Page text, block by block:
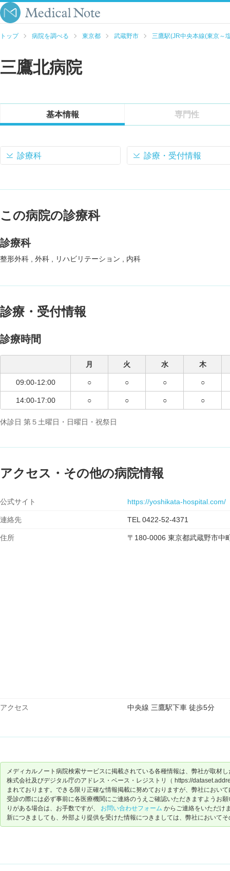
トップ 病院を調べる 東京都 武蔵野市 三鷹駅(JR中央本線(東京～
三鷹北病院
基本情報 専門性
診療科 診療・受付情報
この病院の診療科
診療科
整形外科 外科 リハビリテーション 内科
診療・受付情報
診療時間
月 火 水 木
09:00-12:00 ○ ○ ○ ○
14:00-17:00 ○ ○ ○ ○
休診日 第５土曜日・日曜日・祝祭日
アクセス・その他の病院情報
公式サイト https://yoshikata-hospital.com/
連絡先 TEL 0422-52-4371
住所 〒180-0006 東京都武蔵野市中
アクセス 中央線 三鷹駅下車 徒歩5分
メディカルノート病院検索サービスに掲載されている各種情報は、弊社が取材
株式会社及びデジタル庁のアドレス・ベース・レジストリ（ https://
まれております。できる限り正確な情報掲載に努めておりますが、弊社におい
受診の際には必ず事前に各医療機関にご連絡のうえご確認いただきますようお
りがある場合は、お手数ですが、 お問い合わせフォーム からご連絡をいただけ
新につきましても、外部より提供を受けた情報につきましては、弊社において